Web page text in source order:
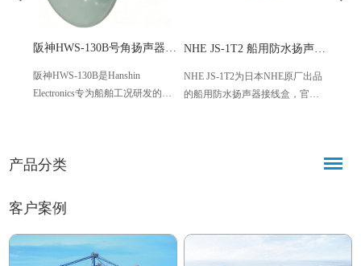
阪神HWS-130B号角扬声器 船舶壁挂式防水广播喇叭
阪神HWS-130B是Hanshin
Electronics专为船舶工况研发的壁
搭载专业号角扩声结构，具备防
海事专用特性。
NHE JS-1T2 船用防水扬声器接线盒
NHE JS-1T2为日本NHE原厂出品
的船用防水扬声器接线盒，官方
广泛
产品分类
客户案例